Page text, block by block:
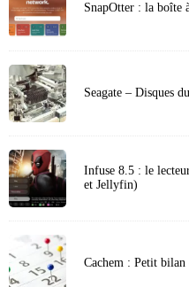
SnapOtter : la boîte
Seagate – Disques
Infuse 8.5 : le
et Jellyfin)
Cachem : Petit bilan